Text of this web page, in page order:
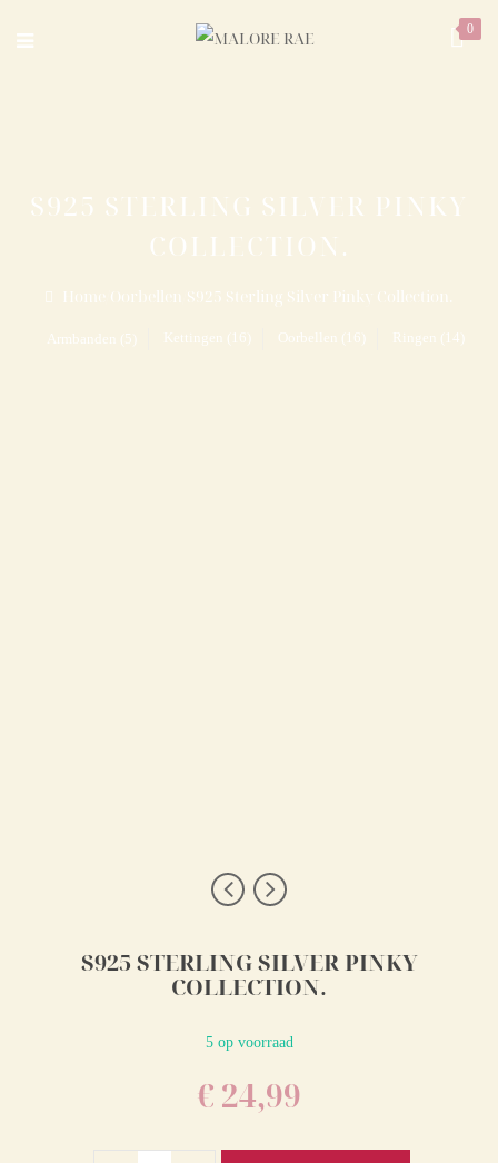
0
S925 STERLING SILVER PINKY
COLLECTION.
Home Oorbellen S925 Sterling Silver Pinky Collection.
Armbanden (5) Kettingen (16) Oorbellen (16) Ringen (14)
S925 STERLING SILVER PINKY
COLLECTION.
5 op voorraad
€ 24,99